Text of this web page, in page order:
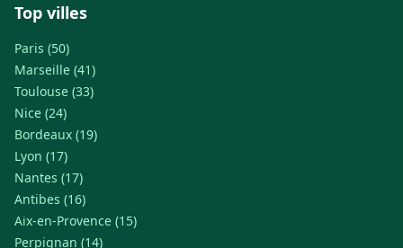
Top villes
Paris (50)
Marseille (41)
Toulouse (33)
Nice (24)
Bordeaux (19)
Lyon (17)
Nantes (17)
Antibes (16)
Aix-en-Provence (15)
Perpignan (14)